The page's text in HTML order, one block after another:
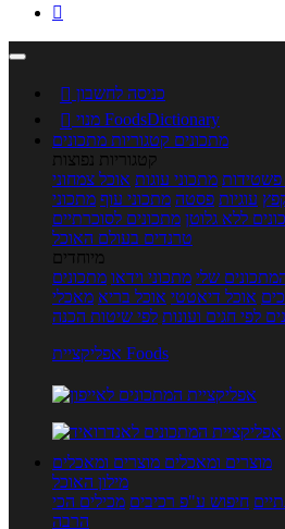

 כניסה לחשבון

מנוי FoodsDictionary
מתכונים קטגוריות מתכונים
קטגוריות נפוצות
פשטידות מתכוני עוגות אוכל צמחוני
עוגיות פסטה מתכוני עוף מתכוני
ללא גלוטן מתכונים לסוכרתיים
טרנדים בעולם האוכל
מיוחדים
שלי מתכוני וידאו מתכונים
אוכל דיאטטי אוכל בריא מאכלי
לפי חגים ועונות לפי שיטות הכנה
אפליקציית Foods
מוצרים ומאכלים מוצרים ומאכלים
מילון האוכל
חיפוש ע"פ רכיבים מכילים הכי
הרבה